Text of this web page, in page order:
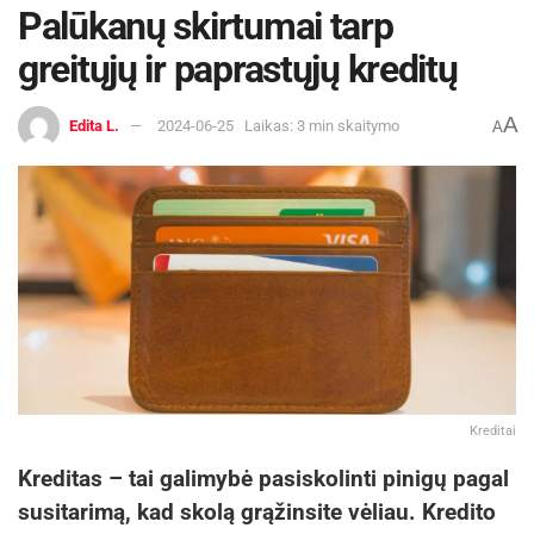
Palūkanų skirtumai tarp
greitųjų ir paprastųjų kreditų
Edita L. 2024-06-25 Laikas: 3 min skaitymo AA
Kreditai
Kreditas – tai galimybė pasiskolinti pinigų pagal
susitarimą, kad skolą grąžinsite vėliau. Kredito